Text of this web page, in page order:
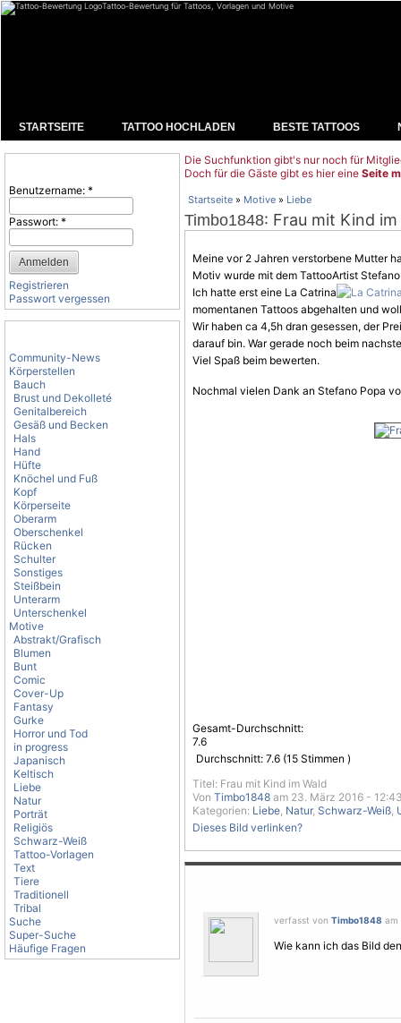
Tattoo-Bewertung für Tattoos, Vorlagen und Motive
STARTSEITE TATTOO HOCHLADEN BESTE TATTOOS
Benutzername: *
Passwort: *
Registrieren
Passwort vergessen
Community-News
Körperstellen
Bauch
Brust und Dekolleté
Genitalbereich
Gesäß und Becken
Hals
Hand
Hüfte
Knöchel und Fuß
Kopf
Körperseite
Oberarm
Oberschenkel
Rücken
Schulter
Sonstiges
Steißbein
Unterarm
Unterschenkel
Motive
Abstrakt/Grafisch
Blumen
Bunt
Comic
Cover-Up
Fantasy
Gurke
Horror und Tod
in progress
Japanisch
Keltisch
Liebe
Natur
Porträt
Religiös
Schwarz-Weiß
Tattoo-Vorlagen
Text
Tiere
Traditionell
Tribal
Suche
Super-Suche
Häufige Fragen
Die Suchfunktion gibt's nur noch für
Doch für die Gäste gibt es hier eine Seite
Startseite » Motive » Liebe
Timbo1848: Frau mit Kind im
Meine vor 2 Jahren verstorbene Mutter
Motiv wurde mit dem TattooArtist
Ich hatte erst eine La Catrina
momentanen Tattoos abgehalten und
Wir haben ca 4,5h dran gesessen, der
darauf bin. War gerade noch beim
Viel Spaß beim bewerten.
Nochmal vielen Dank an Stefano Popa
Gesamt-Durchschnitt:
7.6
Durchschnitt: 7.6 (15 Stimmen )
Titel: Frau mit Kind im Wald
Von Timbo1848 am 23. März 2016 -
Kategorien: Liebe, Natur, Schwarz-Weiß,
Dieses Bild verlinken?
verfasst von Timbo1848 am
Wie kann ich das Bild